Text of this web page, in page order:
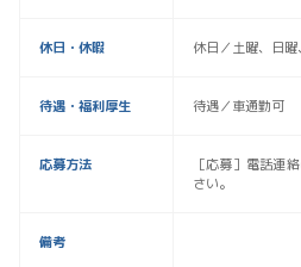
休日・休暇 休日／土曜、日
待遇・福利厚生 待遇／車通勤可
応募方法
［応募］電話連
さい。
備考